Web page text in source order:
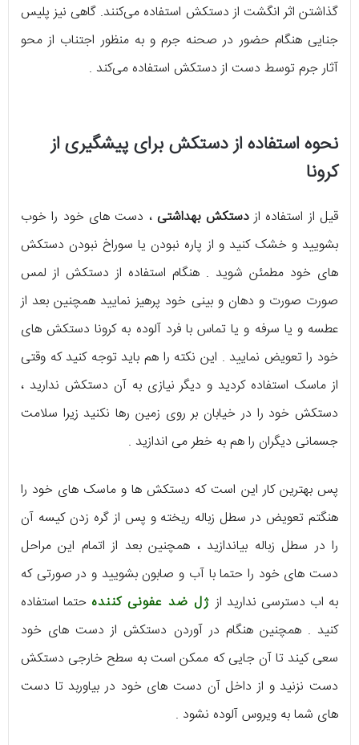
گذاشتن اثر انگشت از دستکش استفاده می‌کنند. گاهی نیز پلیس
جنایی هنگام حضور در صحنه جرم و به منظور اجتناب از محو
آثار جرم توسط دست از دستکش استفاده می‌کند .
نحوه استفاده از دستکش برای پیشگیری از
کرونا
قیل از استفاده ازدستکش بهداشتی، دست های خود را خوب
بشویید و خشک کنید و از پاره نبودن یا سوراخ نبودن دستکش
های خود مطمئن شوید . هنگام استفاده از دستکش از لمس
صورت صورت و دهان و بینی خود پرهیز نمایید همچنین بعد از
عطسه و یا سرفه و یا تماس با فرد آلوده به کرونا دستکش های
خود را تعویض نمایید . این نکته را هم باید توجه کنید که وقتی
از ماسک استفاده کردید و دیگر نیازی به آن دستکش ندارید ،
دستکش خود را در خیابان بر روی زمین رها نکنید زیرا سلامت
جسمانی دیگران را هم به خطر می اندازید .
پس بهترین کار این است که دستکش ها و ماسک های خود را
هنگتم تعویض در سطل زباله ریخته و پس از گره زدن کیسه آن
را در سطل زباله بیاندازید ، همچنین بعد از اتمام این مراحل
دست های خود را حتما با آب و صابون بشویید و در صورتی که
به اب دسترسی ندارید از ژل ضد عفونی کنندهحتما استفاده
کنید . همچنین هنگام در آوردن دستکش از دست های خود
سعی کیند تا آن جایی که ممکن است به سطح خارجی دستکش
دست نزنید و از داخل آن دست های خود در بیاوربد تا دست
های شما به ویروس آلوده نشود .